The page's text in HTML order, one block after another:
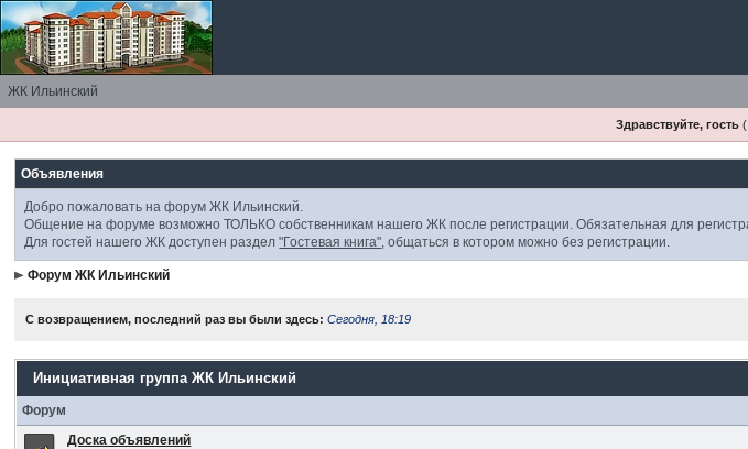
ЖК Ильинский
Здравствуйте, гость(
Объявления
Добро пожаловать на форум ЖК Ильинский.
Общение на форуме возможно ТОЛЬКО собственникам нашего ЖК после регистрации. Обязательная для
Для гостей нашего ЖК доступен раздел"Гостевая книга", общаться в котором можно без регистрации.
Форум ЖК Ильинский
С возвращением, последний раз вы были здесь:Сегодня, 18:19
Инициативная группа ЖК Ильинский
Форум
Доска объявлений